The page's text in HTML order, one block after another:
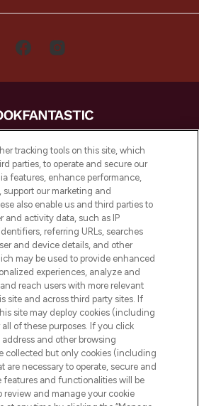
is de ultieme online
van Europa, met de
haarproducten en
meer dan 200 topmerken.
of via de app, met gratis
vanaf €40.
toestemming
or Share My Personal
Information
& INFORMATIE
LOOKFANTASTIC
tracking tools on this site, which
parties, to operate and secure our
features, enhance performance,
support our marketing and
also enable us and third parties to
and activity data, such as IP
referring URLs, searches
and device details, and other
may be used to provide enhanced
experiences, analyze and
reach users with more relevant
site and across third party sites. If
site may deploy cookies (including
of these purposes. If you click
address and other browsing
collected but only cookies (including
are necessary to operate, secure and
features and functionalities will be
review and manage your cookie